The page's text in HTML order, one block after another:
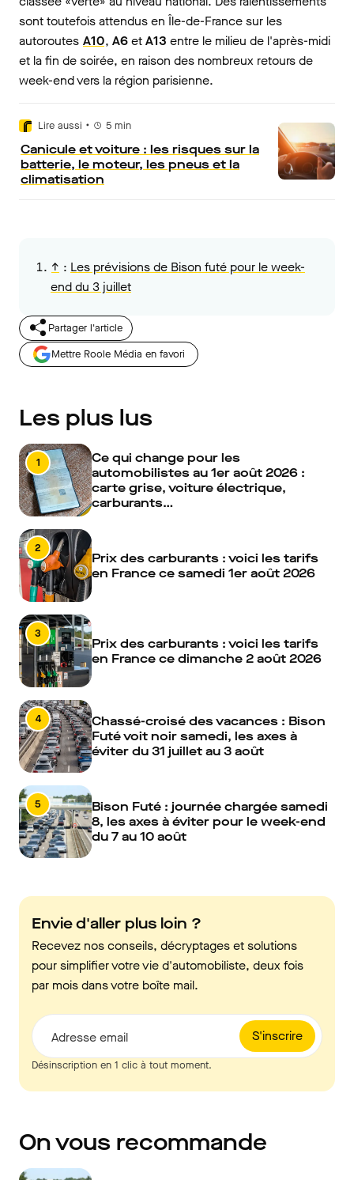
sont toutefois attendus en Île-de-France sur les
autoroutes A10, A6etA13 entre le milieu de l'après-midi
et la fin de soirée, en raison des nombreux retours de
week-end vers la région parisienne.
Lire aussi • 5 min
Canicule et voiture : les risques sur la
batterie, le moteur, les pneus et la
climatisation
↑ : Les prévisions de Bison futé pour le week-
end du 3 juillet
Partager l'article
Mettre Roole Média en favori
Les plus lus
1
Ce qui change pour les
automobilistes au 1er août 2026 :
carte grise, voiture électrique,
carburants…
2
Prix des carburants : voici les tarifs
en France ce samedi 1er août 2026
3
Prix des carburants : voici les tarifs
en France ce dimanche 2 août 2026
4
Chassé-croisé des vacances : Bison
Futé voit noir samedi, les axes à
éviter du 31 juillet au 3 août
5
Bison Futé : journée chargée samedi
8, les axes à éviter pour le week-end
du 7 au 10 août
Envie d'aller plus loin ?
Recevez nos conseils, décryptages et solutions
pour simplifier votre vie d'automobiliste, deux fois
par mois dans votre boîte mail.
S'inscrire
Adresse email
Désinscription en 1 clic à tout moment.
On vous recommande